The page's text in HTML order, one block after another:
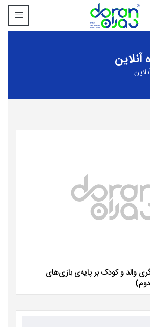
والد و کودک بر پایه‌ی بازی‌های